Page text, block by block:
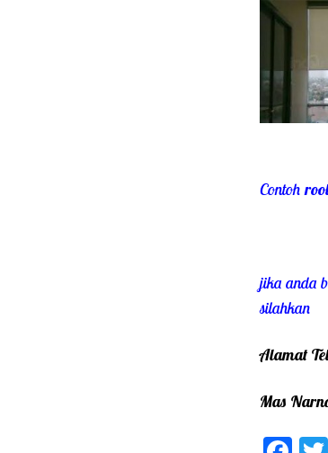
Contoh
jika anda
silahkan
Alamat
Mas